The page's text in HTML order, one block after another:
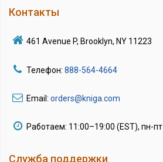
Контакты
461 Avenue P, Brooklyn, NY 11223
Телефон: 888-564-4664
Email: orders@kniga.com
Работаем: 11:00–19:00 (EST), пн-пт
Служба поддержки